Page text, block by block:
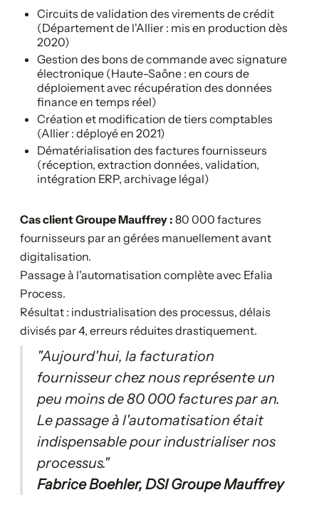
Circuits de validation des virements de crédit
(Département de l'Allier : mis en production dès
2020)
Gestion des bons de commande avec signature
électronique (Haute-Saône : en cours de
déploiement avec récupération des données
finance en temps réel)
Création et modification de tiers comptables
(Allier : déployé en 2021)
Dématérialisation des factures fournisseurs
(réception, extraction données, validation,
intégration ERP, archivage légal)
Cas client Groupe Mauffrey : 80 000 factures
fournisseurs par an gérées manuellement avant
digitalisation.
Passage à l'automatisation complète avec Efalia
Process.
Résultat : industrialisation des processus, délais
divisés par 4, erreurs réduites drastiquement.
"Aujourd'hui, la facturation
fournisseur chez nous représente un
peu moins de 80 000 factures par an.
Le passage à l'automatisation était
indispensable pour industrialiser nos
processus."
Fabrice Boehler, DSI Groupe Mauffrey